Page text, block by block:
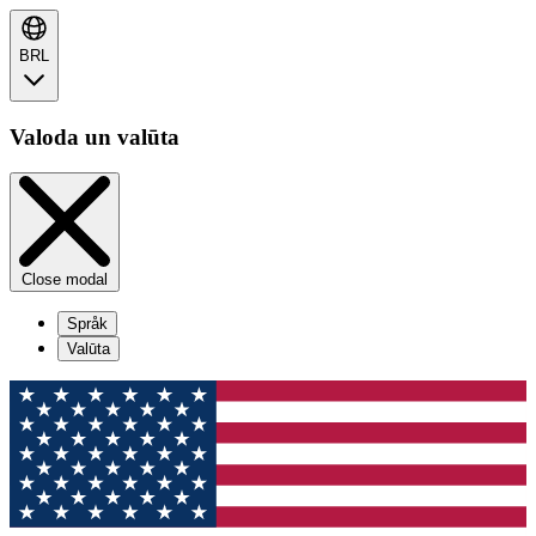
BRL
Valoda un valūta
Close modal
Språk
Valūta